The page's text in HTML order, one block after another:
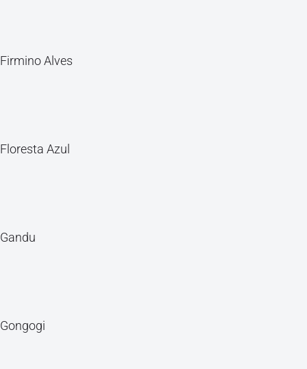
Firmino Alves
Floresta Azul
Gandu
Gongogi